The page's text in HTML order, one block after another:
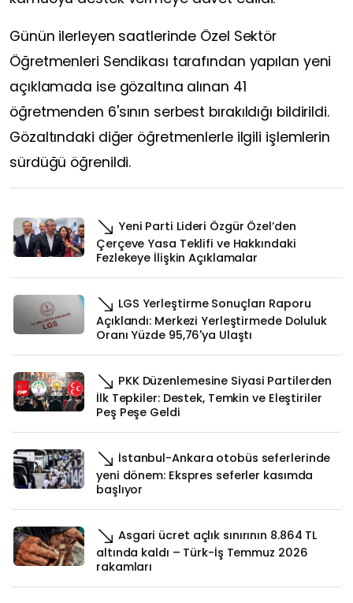
Günün ilerleyen saatlerinde Özel Sektör
Öğretmenleri Sendikası tarafından yapılan yeni
açıklamada ise gözaltına alınan 41
öğretmenden 6'sının serbest bırakıldığı bildirildi.
Gözaltındaki diğer öğretmenlerle ilgili işlemlerin
sürdüğü öğrenildi.
Yeni Parti Lideri Özgür Özel’den
Çerçeve Yasa Teklifi ve Hakkındaki
Fezlekeye İlişkin Açıklamalar
LGS Yerleştirme Sonuçları Raporu
Açıklandı: Merkezi Yerleştirmede Doluluk
Oranı Yüzde 95,76'ya Ulaştı
PKK Düzenlemesine Siyasi Partilerden
İlk Tepkiler: Destek, Temkin ve Eleştiriler
Peş Peşe Geldi
İstanbul-Ankara otobüs seferlerinde
yeni dönem: Ekspres seferler kasımda
başlıyor
Asgari ücret açlık sınırının 8.864 TL
altında kaldı – Türk-İş Temmuz 2026
rakamları